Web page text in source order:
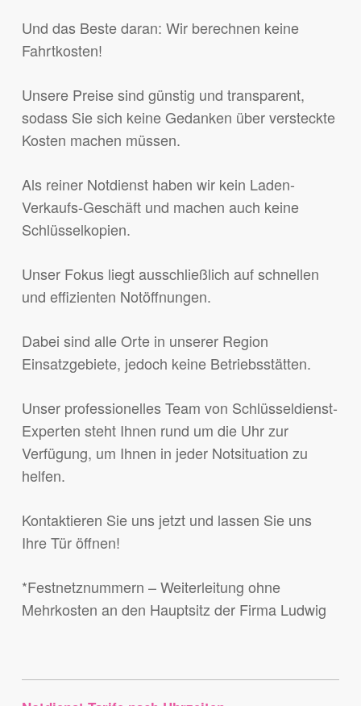
Und das Beste daran: Wir berechnen keine
Fahrtkosten!
Unsere Preise sind günstig und transparent,
sodass Sie sich keine Gedanken über versteckte
Kosten machen müssen.
Als reiner Notdienst haben wir kein Laden-
Verkaufs-Geschäft und machen auch keine
Schlüsselkopien.
Unser Fokus liegt ausschließlich auf schnellen
und effizienten Notöffnungen.
Dabei sind alle Orte in unserer Region
Einsatzgebiete, jedoch keine Betriebsstätten.
Unser professionelles Team von Schlüsseldienst-
Experten steht Ihnen rund um die Uhr zur
Verfügung, um Ihnen in jeder Notsituation zu
helfen.
Kontaktieren Sie uns jetzt und lassen Sie uns
Ihre Tür öffnen!
*Festnetznummern – Weiterleitung ohne
Mehrkosten an den Hauptsitz der Firma Ludwig